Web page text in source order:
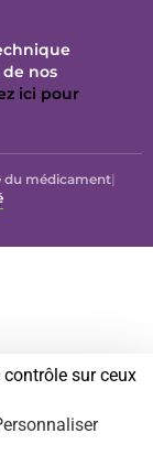
nos
ici pour
du médicament|
sur ceux